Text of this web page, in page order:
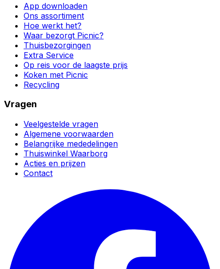
App downloaden
Ons assortiment
Hoe werkt het?
Waar bezorgt Picnic?
Thuisbezorgingen
Extra Service
Op reis voor de laagste prijs
Koken met Picnic
Recycling
Vragen
Veelgestelde vragen
Algemene voorwaarden
Belangrijke mededelingen
Thuiswinkel Waarborg
Acties en prijzen
Contact